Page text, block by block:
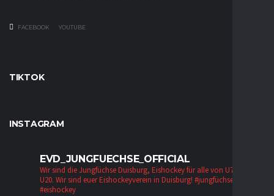
FACEBOOK YOUTUBE
TIKTOK
INSTAGRAM
EVD_JUNGFUECHSE_OFFICIAL
Wir sind die Jungfüchse Duisburg, Eishockey für alle von U7 bis zur
U20. Wir sind euer Eishockeyverein in Duisburg! #jungfüchse #evd
#eishockey